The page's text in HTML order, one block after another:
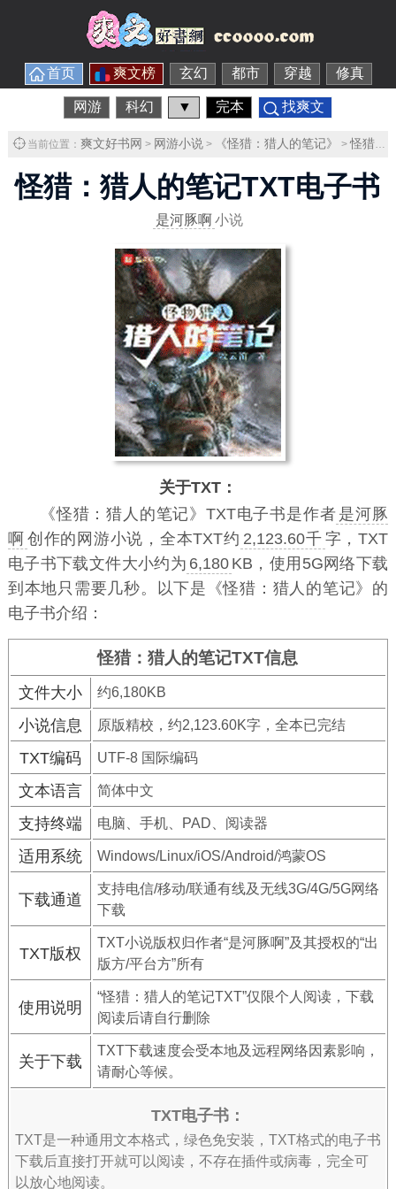
首页 爽文榜 玄幻 都市 穿越 修真
网游 科幻 ▼ 完本 找爽文
当前位置： 爽文好书网 > 网游小说> 《怪猎：猎人的笔记》 >怪猎：猎人的笔记TXT下载
怪猎：猎人的笔记TXT电子书
是河豚啊小说
关于TXT：
《怪猎：猎人的笔记》TXT电子书是作者 是河豚
啊 创作的网游小说，全本TXT约 2,123.60千 字，TXT
电子书下载文件大小约为 6,180 KB，使用5G网络下载
到本地只需要几秒。以下是《怪猎：猎人的笔记》的
电子书介绍：
怪猎：猎人的笔记TXT信息
文件大小 约6,180KB
小说信息 原版精校，约2,123.60K字，全本已完结
TXT编码 UTF-8 国际编码
文本语言 简体中文
支持终端 电脑、手机、PAD、阅读器
适用系统 Windows/Linux/iOS/Android/鸿蒙OS
下载通道
支持电信/移动/联通有线及无线3G/4G/5G网络
下载
TXT版权
TXT小说版权归作者“是河豚啊”及其授权的“出
版方/平台方”所有
使用说明
“怪猎：猎人的笔记TXT”仅限个人阅读，下载
阅读后请自行删除
关于下载
TXT下载速度会受本地及远程网络因素影响，
请耐心等候。
TXT电子书：
TXT是一种通用文本格式，绿色免安装，TXT格式的电子书
下载后直接打开就可以阅读，不存在插件或病毒，完全可
以放心地阅读。